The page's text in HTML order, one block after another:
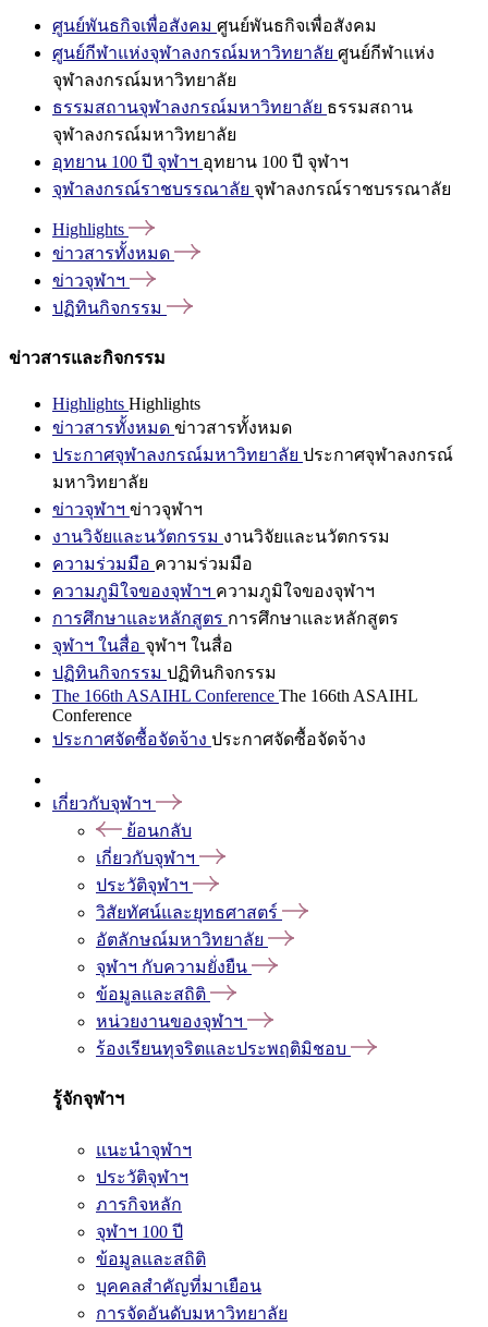
ศูนย์พันธกิจเพื่อสังคม ศูนย์พันธกิจเพื่อสังคม
ศูนย์กีฬาแห่งจุฬาลงกรณ์มหาวิทยาลัย ศูนย์กีฬาแห่ง
จุฬาลงกรณ์มหาวิทยาลัย
ธรรมสถานจุฬาลงกรณ์มหาวิทยาลัย ธรรมสถาน
จุฬาลงกรณ์มหาวิทยาลัย
อุทยาน 100 ปี จุฬาฯ อุทยาน 100 ปี จุฬาฯ
จุฬาลงกรณ์ราชบรรณาลัย จุฬาลงกรณ์ราชบรรณาลัย
Highlights
ข่าวสารทั้งหมด
ข่าวจุฬาฯ
ปฏิทินกิจกรรม
ข่าวสารและกิจกรรม
Highlights Highlights
ข่าวสารทั้งหมด ข่าวสารทั้งหมด
ประกาศจุฬาลงกรณ์มหาวิทยาลัย ประกาศจุฬาลงกรณ์
มหาวิทยาลัย
ข่าวจุฬาฯ ข่าวจุฬาฯ
งานวิจัยและนวัตกรรม งานวิจัยและนวัตกรรม
ความร่วมมือ ความร่วมมือ
ความภูมิใจของจุฬาฯ ความภูมิใจของจุฬาฯ
การศึกษาและหลักสูตร การศึกษาและหลักสูตร
จุฬาฯ ในสื่อ จุฬาฯ ในสื่อ
ปฏิทินกิจกรรม ปฏิทินกิจกรรม
The 166th ASAIHL Conference The 166th ASAIHL
Conference
ประกาศจัดซื้อจัดจ้าง ประกาศจัดซื้อจัดจ้าง
เกี่ยวกับจุฬาฯ
ย้อนกลับ
เกี่ยวกับจุฬาฯ
ประวัติจุฬาฯ
วิสัยทัศน์และยุทธศาสตร์
อัตลักษณ์มหาวิทยาลัย
จุฬาฯ กับความยั่งยืน
ข้อมูลและสถิติ
หน่วยงานของจุฬาฯ
ร้องเรียนทุจริตและประพฤติมิชอบ
รู้จักจุฬาฯ
แนะนำจุฬาฯ
ประวัติจุฬาฯ
ภารกิจหลัก
จุฬาฯ 100 ปี
ข้อมูลและสถิติ
บุคคลสำคัญที่มาเยือน
การจัดอันดับมหาวิทยาลัย